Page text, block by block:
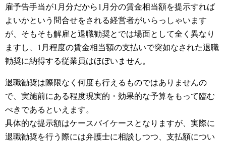
雇予告手当が1月分だから1月分の賃金相当額を提示すれば
よいかという問合せをされる経営者がいらっしゃいます
が、そもそも解雇と退職勧奨とでは場面として全く異なり
ますし、1月程度の賃金相当額の支払いで突如なされた退職
勧奨に納得する従業員はほぼいません。
退職勧奨は際限なく何度も行えるものではありませんの
で、実施前にある程度現実的・効果的な予算をもって臨む
べきであるといえます。
具体的な提示額はケースバイケースとなりますが、実際に
退職勧奨を行う際には弁護士に相談しつつ、支払額につい